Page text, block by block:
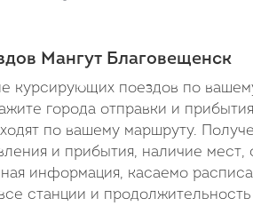
В пути: 1 час 32 минуты
Мангут Благовещенск
курсирующих поездов по
города отправки и
по вашему маршруту.
и прибытия, наличие
информация, касаемо
станции и